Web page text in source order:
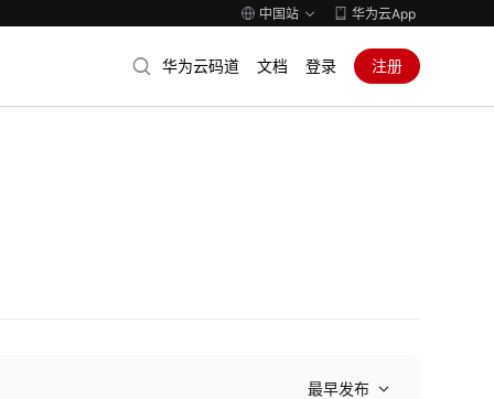
中国站 华为云App
华为云码道 文档 登录 注册
最早发布